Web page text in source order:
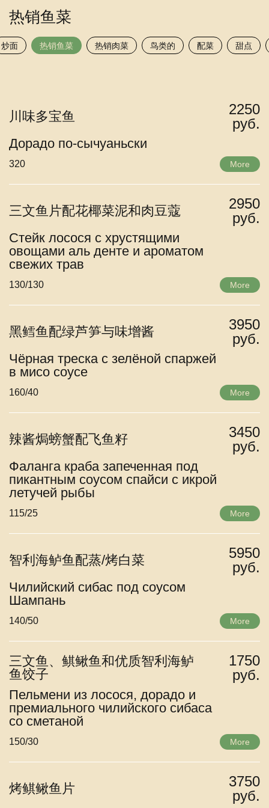
热销鱼菜
炒面 热销鱼菜 热销肉菜 鸟类的 配菜 甜点
川味多宝鱼
2250
руб.
Дорадо по-сычуаньски
320 More
三文鱼片配花椰菜泥和肉豆蔻
2950
руб.
Стейк лосося с хрустящими
овощами аль денте и ароматом
свежих трав
130/130 More
黑鳕鱼配绿芦笋与味增酱
3950
руб.
Чёрная треска с зелёной спаржей
в мисо соусе
160/40 More
辣酱焗螃蟹配飞鱼籽
3450
руб.
Фаланга краба запеченная под
пикантным соусом спайси с икрой
летучей рыбы
115/25 More
智利海鲈鱼配蒸/烤白菜
5950
руб.
Чилийский сибас под соусом
Шампань
140/50 More
三文鱼、鲯鳅鱼和优质智利海鲈
鱼饺子
1750
руб.
Пельмени из лосося, дорадо и
премиального чилийского сибаса
со сметаной
150/30 More
烤鲯鳅鱼片
3750
руб.